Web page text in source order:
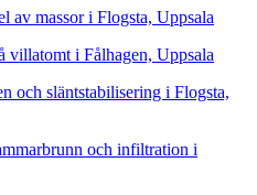
av massor i Flogsta, Uppsala
villatomt i Fålhagen, Uppsala
och släntstabilisering i Flogsta,
och infiltration i